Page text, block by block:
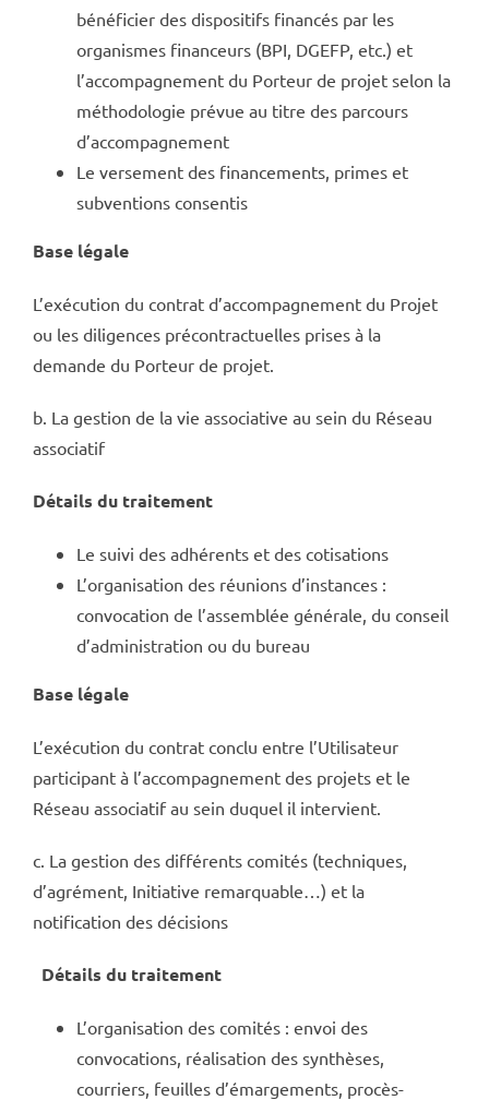
bénéficier des dispositifs financés par les
organismes financeurs (BPI, DGEFP, etc.) et
l’accompagnement du Porteur de projet selon la
méthodologie prévue au titre des parcours
d’accompagnement
Le versement des financements, primes et
subventions consentis
Base légale
L’exécution du contrat d’accompagnement du Projet
ou les diligences précontractuelles prises à la
demande du Porteur de projet.
b. La gestion de la vie associative au sein du Réseau
associatif
Détails du traitement
Le suivi des adhérents et des cotisations
L’organisation des réunions d’instances :
convocation de l’assemblée générale, du conseil
d’administration ou du bureau
Base légale
L’exécution du contrat conclu entre l’Utilisateur
participant à l’accompagnement des projets et le
Réseau associatif au sein duquel il intervient.
c. La gestion des différents comités (techniques,
d’agrément, Initiative remarquable…) et la
notification des décisions
Détails du traitement
L’organisation des comités : envoi des
convocations, réalisation des synthèses,
courriers, feuilles d’émargements, procès-